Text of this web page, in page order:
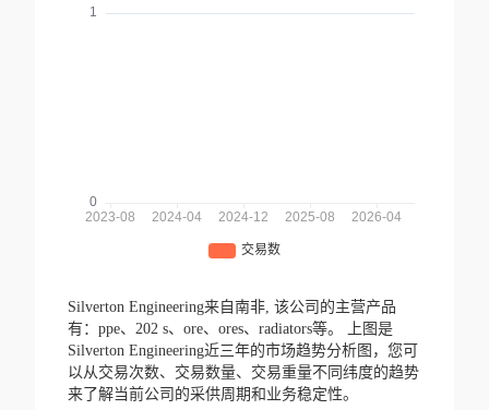
Silverton Engineering来自南非, 该公司的主营产品
有：ppe、202 s、ore、ores、radiators等。
上图是
Silverton Engineering近三年的市场趋势分析图，您可
以从交易次数、交易数量、交易重量不同纬度的趋势
来了解当前公司的采供周期和业务稳定性。